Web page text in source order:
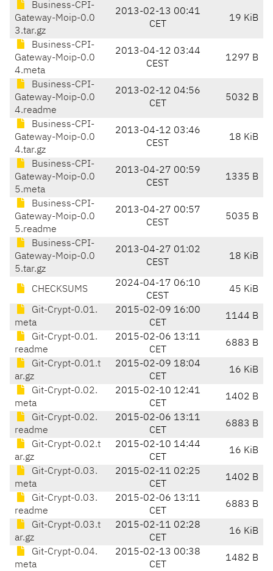
Business-CPI-
Gateway-Moip-0.0
3.tar.gz
2013-02-13 00:41
CET
19 KiB
Business-CPI-
Gateway-Moip-0.0
4.meta
2013-04-12 03:44
CEST
1297 B
Business-CPI-
Gateway-Moip-0.0
4.readme
2013-02-12 04:56
CET
5032 B
Business-CPI-
Gateway-Moip-0.0
4.tar.gz
2013-04-12 03:46
CEST
18 KiB
Business-CPI-
Gateway-Moip-0.0
5.meta
2013-04-27 00:59
CEST
1335 B
Business-CPI-
Gateway-Moip-0.0
5.readme
2013-04-27 00:57
CEST
5035 B
Business-CPI-
Gateway-Moip-0.0
5.tar.gz
2013-04-27 01:02
CEST
18 KiB
CHECKSUMS
2024-04-17 06:10
CEST
45 KiB
Git-Crypt-0.01.
meta
2015-02-09 16:00
CET
1144 B
Git-Crypt-0.01.
readme
2015-02-06 13:11
CET
6883 B
Git-Crypt-0.01.t
ar.gz
2015-02-09 18:04
CET
16 KiB
Git-Crypt-0.02.
meta
2015-02-10 12:41
CET
1402 B
Git-Crypt-0.02.
readme
2015-02-06 13:11
CET
6883 B
Git-Crypt-0.02.t
ar.gz
2015-02-10 14:44
CET
16 KiB
Git-Crypt-0.03.
meta
2015-02-11 02:25
CET
1402 B
Git-Crypt-0.03.
readme
2015-02-06 13:11
CET
6883 B
Git-Crypt-0.03.t
ar.gz
2015-02-11 02:28
CET
16 KiB
Git-Crypt-0.04.
meta
2015-02-13 00:38
CET
1482 B